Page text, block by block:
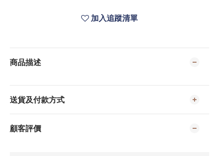
加入追蹤清單
商品描述
送貨及付款方式
顧客評價